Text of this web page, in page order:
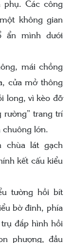
phụ. Các công
không gian
ẩn mình dưới
mái chồng
cửa mở thông
long, vì kèo đỡ
rường” trang trí
chuông lớn.
chùa lát gạch
kết cấu kiểu
tường hồi bít
bờ đinh, phía
đắp hình hồi
phượng, đầu